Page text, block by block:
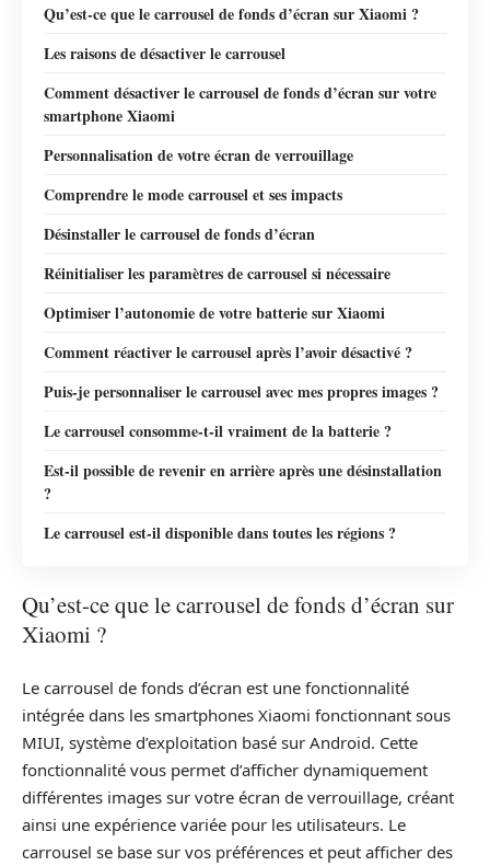
Qu’est-ce que le carrousel de fonds d’écran sur Xiaomi ?
Les raisons de désactiver le carrousel
Comment désactiver le carrousel de fonds d’écran sur votre
smartphone Xiaomi
Personnalisation de votre écran de verrouillage
Comprendre le mode carrousel et ses impacts
Désinstaller le carrousel de fonds d’écran
Réinitialiser les paramètres de carrousel si nécessaire
Optimiser l’autonomie de votre batterie sur Xiaomi
Comment réactiver le carrousel après l’avoir désactivé ?
Puis-je personnaliser le carrousel avec mes propres images ?
Le carrousel consomme-t-il vraiment de la batterie ?
Est-il possible de revenir en arrière après une désinstallation
?
Le carrousel est-il disponible dans toutes les régions ?
Qu’est-ce que le carrousel de fonds d’écran sur
Xiaomi ?
Le carrousel de fonds d’écran est une fonctionnalité
intégrée dans les smartphones Xiaomi fonctionnant sous
MIUI, système d’exploitation basé sur Android. Cette
fonctionnalité vous permet d’afficher dynamiquement
différentes images sur votre écran de verrouillage, créant
ainsi une expérience variée pour les utilisateurs. Le
carrousel se base sur vos préférences et peut afficher des